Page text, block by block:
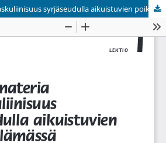
Paikka, materia ja maskuliinisuus syrjäseudulla aikuistuvien poikien elämässä
Tieteellisten seurain valtuuskunta .